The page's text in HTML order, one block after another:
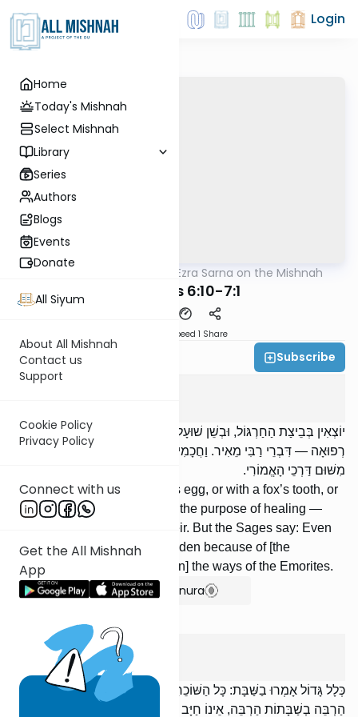
Home
Today's Mishnah
Select Mishnah
Library
Series
Authors
Blogs
Events
Donate
All Siyum
About All Mishnah
Contact us
Support
Cookie Policy
Privacy Policy
Connect with us
Get the All Mishnah
App
Login
Rabbi Ezra Sarna on the Mishnah
Shabbos 6:10-7:1
Speed 1 Share
Rabbi Ezra Sarna Subscribe
יוֹצְאִין בְּבֵיצַת הַחַרְגּוֹל, וּבְשֵׁן שׁוּעָל, וּבְמַסְמֵר מִן הַצָּלוּב, מִשּׁוּם
רְפוּאָה — דִּבְרֵי רַבִּי מֵאִיר. וַחֲכָמִים אוֹמְרִים: אַף בְּחוֹל אָסוּר
מִשּׁוּם דַּרְכֵי הָאֱמוֹרִי.
We may go out with a locust’s egg, or with a fox’s tooth, or
with a nail from a gallows, for the purpose of healing —
[these are] the words of R’ Meir. But the Sages say: Even
on weekdays these are forbidden because of [the
prohibition against following in] the ways of the Emorites.
Show Bartenura
Shabbos7:
כְּלָל גָּדוֹל אָמְרוּ בַשַּׁבָּת: כָּל הַשּׁוֹכֵחַ עִקַּר שַׁבָּת, וְעָשָׂה מְלָאכוֹת
הַרְבֵּה בְשַׁבָּתוֹת הַרְבֵּה, אֵינוֹ חַיָּב אֶלָּא חַטָּאת אֶחָת; הַיּוֹדֵעַ עִקַּר